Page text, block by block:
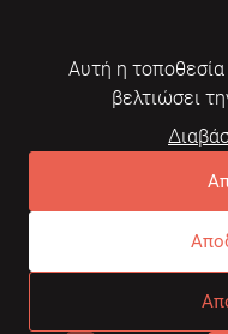
Αυτή η τοποθεσία
βελτιώσει